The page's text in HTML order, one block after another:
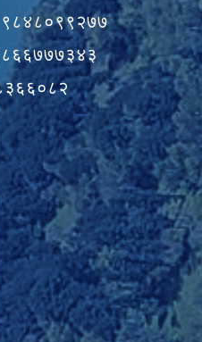
९८४८०९९२७७